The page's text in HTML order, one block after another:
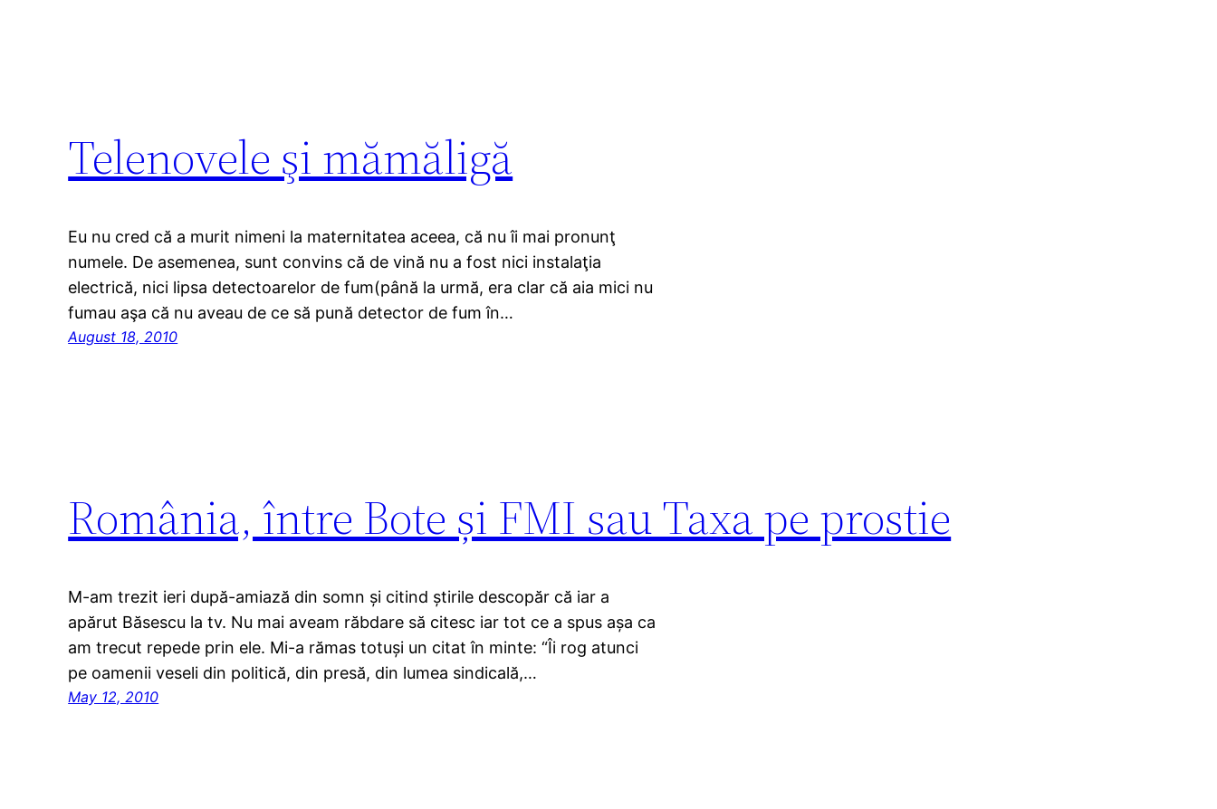
Telenovele şi mămăligă
Eu nu cred că a murit nimeni la maternitatea aceea, că nu îi mai pronunţ
numele. De asemenea, sunt convins că de vină nu a fost nici instalaţia
electrică, nici lipsa detectoarelor de fum(până la urmă, era clar că aia mici nu
fumau aşa că nu aveau de ce să pună detector de fum în…
August 18, 2010
România, între Bote și FMI sau Taxa pe prostie
M-am trezit ieri după-amiază din somn și citind știrile descopăr că iar a
apărut Băsescu la tv. Nu mai aveam răbdare să citesc iar tot ce a spus așa ca
am trecut repede prin ele. Mi-a rămas totuși un citat în minte: “Îi rog atunci
pe oamenii veseli din politică, din presă, din lumea sindicală,…
May 12, 2010